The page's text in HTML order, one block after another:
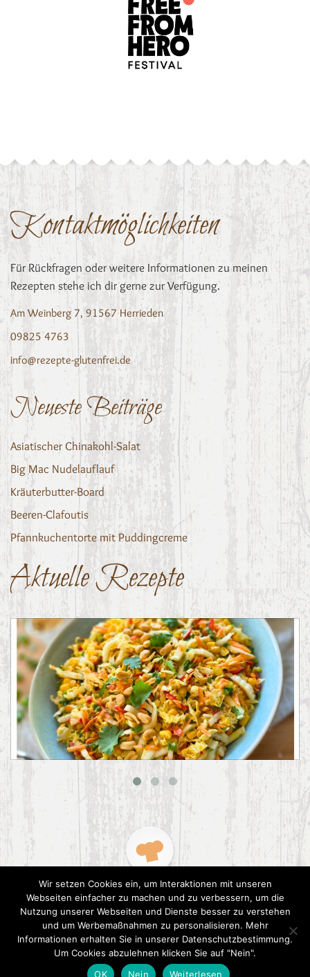
Kontaktmöglichkeiten
Für Rückfragen oder weitere Informationen zu meinen
Rezepten stehe ich dir gerne zur Verfügung.
Am Weinberg 7, 91567 Herrieden
09825 4763
info@rezepte-glutenfrei.de
Neueste Beiträge
Asiatischer Chinakohl-Salat
Big Mac Nudelauflauf
Kräuterbutter-Board
Beeren-Clafoutis
Pfannkuchentorte mit Puddingcreme
Aktuelle Rezepte
Asiatischer Chinakohl-Salat
2015 CookPress. All right reserved.Datenschutz
Wir setzen Cookies ein, um Interaktionen mit unseren
Webseiten einfacher zu machen und zu verbessern, um die
Nutzung unserer Webseiten und Dienste besser zu verstehen
und um Werbemaßnahmen zu personalisieren. Mehr
Informationen erhalten Sie in unserer Datenschutzbestimmung.
Um Cookies abzulehnen klicken Sie auf "Nein".
OK
Nein Weiterlesen